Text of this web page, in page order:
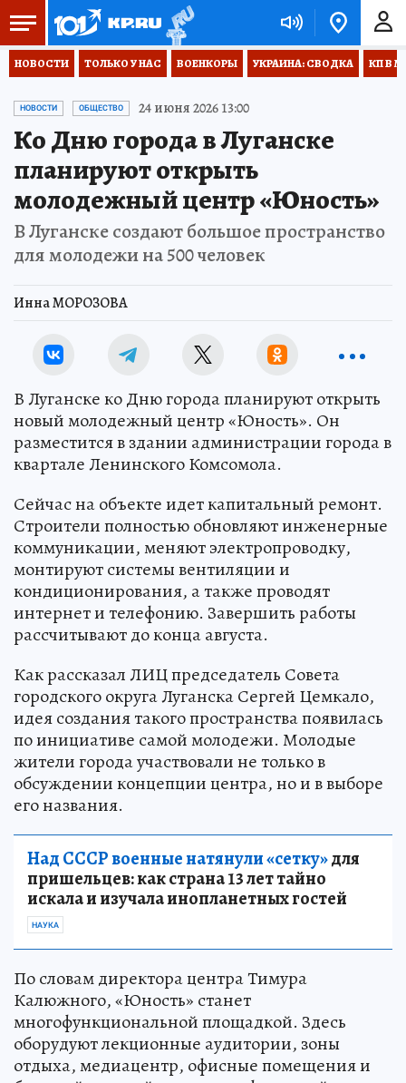
НОВОСТИ ТОЛЬКО У НАС ВОЕНКОРЫ УКРАИНА: СВОДКА КП В
НОВОСТИ ОБЩЕСТВО 24 июня 2026 13:00
Ко Дню города в Луганске
планируют открыть
молодежный центр «Юность»
В Луганске создают большое пространство
для молодежи на 500 человек
Инна МОРОЗОВА
В Луганске ко Дню города планируют открыть
новый молодежный центр «Юность». Он
разместится в здании администрации города в
квартале Ленинского Комсомола.
Сейчас на объекте идет капитальный ремонт.
Строители полностью обновляют инженерные
коммуникации, меняют электропроводку,
монтируют системы вентиляции и
кондиционирования, а также проводят
интернет и телефонию. Завершить работы
рассчитывают до конца августа.
Как рассказал ЛИЦ председатель Совета
городского округа Луганска Сергей Цемкало,
идея создания такого пространства появилась
по инициативе самой молодежи. Молодые
жители города участвовали не только в
обсуждении концепции центра, но и в выборе
его названия.
Над СССР военные натянули «сетку»для
пришельцев: как страна 13 лет тайно
искала и изучала инопланетных гостей
НАУКА
По словам директора центра Тимура
Калюжного, «Юность» станет
многофункциональной площадкой. Здесь
оборудуют лекционные аудитории, зоны
отдыха, медиацентр, офисные помещения и